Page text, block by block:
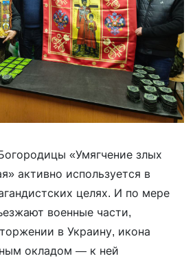
«Умягчение злых
активно используется в
целях. И по мере
военные части,
в Украину, икона
окладом — к ней